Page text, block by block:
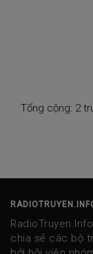
Tổng cộng: 2
chia sẻ các bộ